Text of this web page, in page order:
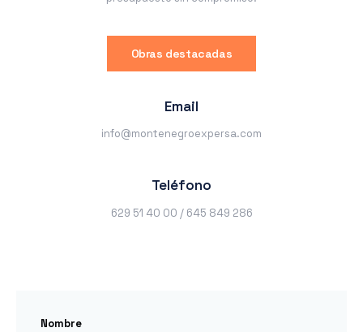
Obras destacadas
Email
info@montenegroexpersa.com
Teléfono
629 51 40 00 / 645 849 286
Nombre